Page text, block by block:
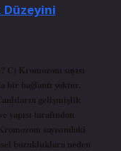
Düzeyini
Kromozom sayısı
bir bağlantı yoktur.
gelişmişlik
yapısı tarafından
sayısındaki
bozukluklara neden